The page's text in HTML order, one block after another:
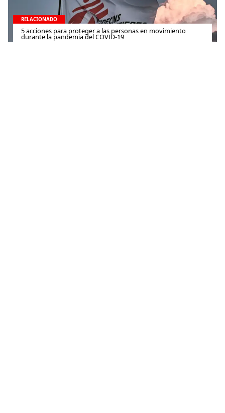
RELACIONADO
5 acciones para proteger a las personas en movimiento
durante la pandemia del COVID-19